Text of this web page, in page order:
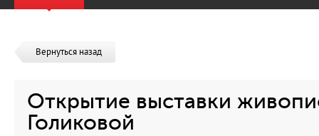
Вернуться назад
Открытие выставки
Голиковой